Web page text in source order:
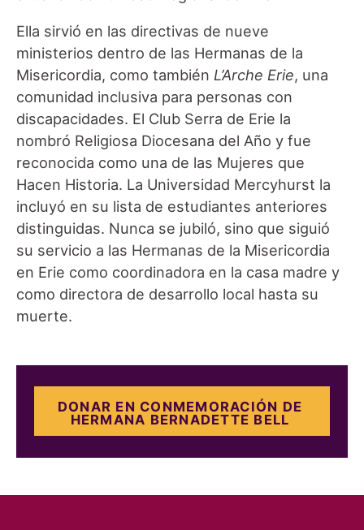
Ella sirvió en las directivas de nueve
ministerios dentro de las Hermanas de la
Misericordia, como también L’Arche Erie, una
comunidad inclusiva para personas con
discapacidades. El Club Serra de Erie la
nombró Religiosa Diocesana del Año y fue
reconocida como una de las Mujeres que
Hacen Historia. La Universidad Mercyhurst la
incluyó en su lista de estudiantes anteriores
distinguidas. Nunca se jubiló, sino que siguió
su servicio a las Hermanas de la Misericordia
en Erie como coordinadora en la casa madre y
como directora de desarrollo local hasta su
muerte.
DONAR EN CONMEMORACIÓN DE
HERMANA BERNADETTE BELL